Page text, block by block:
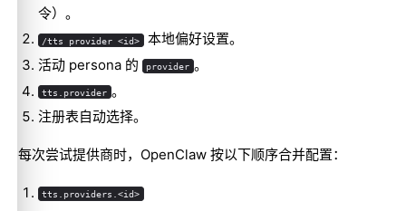
令）。
/tts provider <id>
本地偏好设置。
活动 persona 的
provider 。
tts.provider 。
注册表自动选择。
每次尝试提供商时，OpenClaw 按以下顺序合并配置：
tts.providers.<id>